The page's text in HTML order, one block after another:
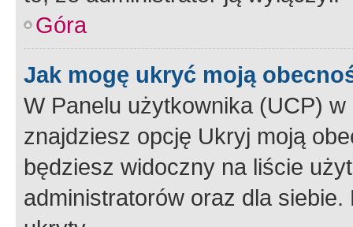
Góra
Jak mogę ukryć moją
W Panelu użytkownika (UCP) w
znajdziesz opcję Ukryj moją
będziesz widoczny na liście
administratorów oraz dla